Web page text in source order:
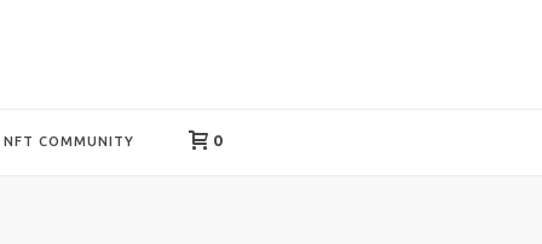
NFT COMMUNITY 0